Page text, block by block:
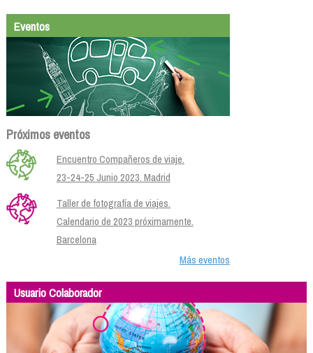
Eventos
Próximos eventos
Encuentro Compañeros de viaje.
23-24-25 Junio 2023. Madrid
Taller de fotografía de viajes.
Calendario de 2023 próximamente.
Barcelona
Más eventos
Usuario Colaborador